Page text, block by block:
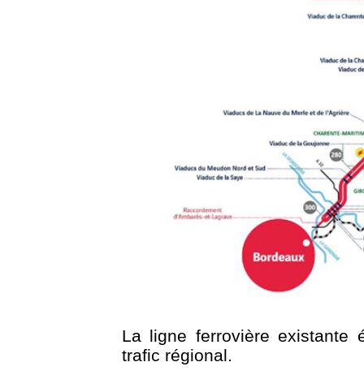
La ligne ferrovière existante
trafic régional.